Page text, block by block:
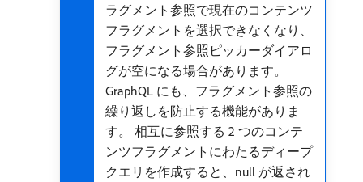
ラグメント参照で現在のコンテンツ
フラグメントを選択できなくなり、
フラグメント参照ピッカーダイアロ
グが空になる場合があります。
GraphQL にも、フラグメント参照の
繰り返しを防止する機能がありま
す。 相互に参照する 2 つのコンテ
ンツフラグメントにわたるディープ
クエリを作成すると、null が返され